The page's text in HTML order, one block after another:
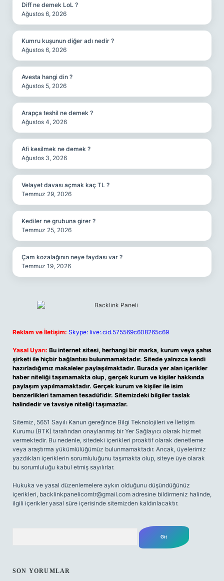
Diff ne demek LoL ?
Ağustos 6, 2026
Kumru kuşunun diğer adı nedir ?
Ağustos 6, 2026
Avesta hangi din ?
Ağustos 5, 2026
Arapça teshil ne demek ?
Ağustos 4, 2026
Afi kesilmek ne demek ?
Ağustos 3, 2026
Velayet davası açmak kaç TL ?
Temmuz 29, 2026
Kediler ne grubuna girer ?
Temmuz 25, 2026
Çam kozalağının neye faydası var ?
Temmuz 19, 2026
Reklam ve İletişim: Skype: live:.cid.575569c608265c69
Yasal Uyarı: Bu internet sitesi, herhangi bir marka, kurum veya şahıs
şirketi ile hiçbir bağlantısı bulunmamaktadır. Sitede yalnızca kendi
hazırladığımız makaleler paylaşılmaktadır. Burada yer alan içerikler
haber niteliği taşımamakta olup, gerçek kurum ve kişiler hakkında
paylaşım yapılmamaktadır. Gerçek kurum ve kişiler ile isim
benzerlikleri tamamen tesadüfidir. Sitemizdeki bilgiler taslak
halindedir ve tavsiye niteliği taşımazlar.
Sitemiz, 5651 Sayılı Kanun gereğince Bilgi Teknolojileri ve İletişim
Kurumu (BTK) tarafından onaylanmış bir Yer Sağlayıcı olarak hizmet
vermektedir. Bu nedenle, sitedeki içerikleri proaktif olarak denetleme
veya araştırma yükümlülüğümüz bulunmamaktadır. Ancak, üyelerimiz
yazdıkları içeriklerin sorumluluğunu taşımakta olup, siteye üye olarak
bu sorumluluğu kabul etmiş sayılırlar.
Hukuka ve yasal düzenlemelere aykırı olduğunu düşündüğünüz
içerikleri, backlinkpanelicomtr@gmail.com adresine bildirmeniz halinde,
ilgili içerikler yasal süre içerisinde sitemizden kaldırılacaktır.
SON YORUMLAR